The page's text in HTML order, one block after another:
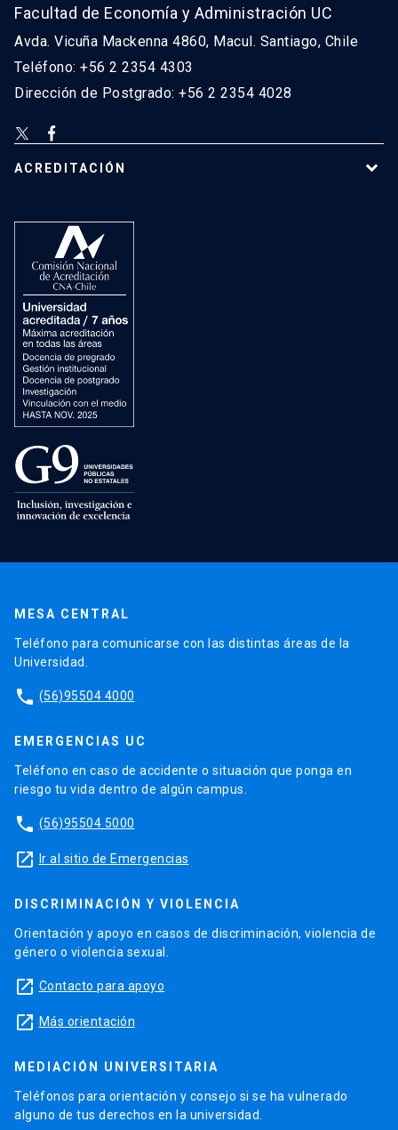
Facultad de Economía y Administración UC
Avda. Vicuña Mackenna 4860, Macul. Santiago, Chile
Teléfono: +56 2 2354 4303
Dirección de Postgrado: +56 2 2354 4028
ACREDITACIÓN
MESA CENTRAL
Teléfono para comunicarse con las distintas áreas de la
Universidad.
phone (56)95504 4000
EMERGENCIAS UC
Teléfono en caso de accidente o situación que ponga en
riesgo tu vida dentro de algún campus.
phone (56)95504 5000
launch Ir al sitio de Emergencias
DISCRIMINACIÓN Y VIOLENCIA
Orientación y apoyo en casos de discriminación, violencia de
género o violencia sexual.
launch Contacto para apoyo
launch Más orientación
MEDIACIÓN UNIVERSITARIA
Teléfonos para orientación y consejo si se ha vulnerado
alguno de tus derechos en la universidad.